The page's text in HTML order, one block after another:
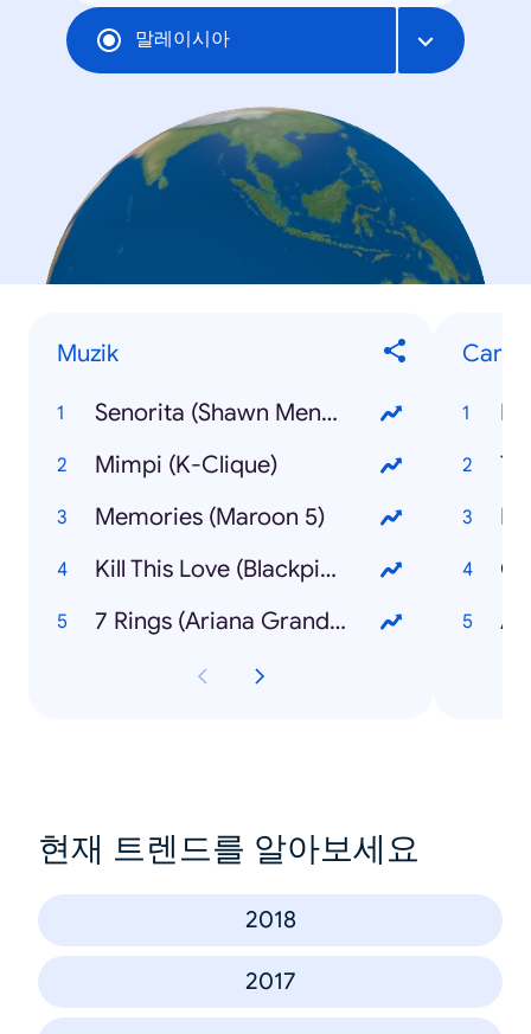
말레이시아
Muzik
Senorita (Shawn Mendes, Camilla Cabello)
Mimpi (K-Clique)
Memories (Maroon 5)
Kill This Love (Blackpink)
7 Rings (Ariana Grande)
현재 트렌드를 알아보세요
2018
2017